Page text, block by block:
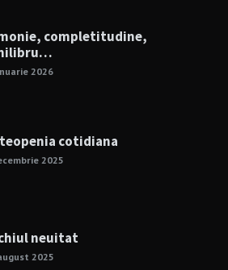
completitudine,
2026
cotidiana
2025
neuitat
2025